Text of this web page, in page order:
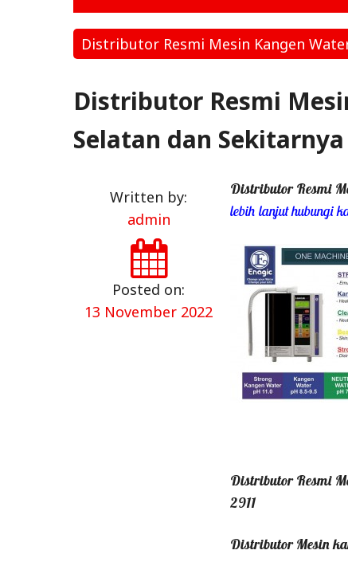
Distributor Resmi Mesin Kangen
Distributor Resmi
Selatan dan Sekitarnya
Written by:
admin
Posted on:
13 November 2022
Distributor Resmi
lebih lanjut hubungi
Distributor Resmi
2911
Distributor Mesin